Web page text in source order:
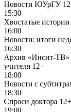
Новости ЮУрГУ
15:30
Хвостатые истории
16:00
Новости: итоги
16:30
Архив «Инсит-ТВ»
учителя 12+
18:00
Новости с
18:30
Спроси доктора 12+
19:00